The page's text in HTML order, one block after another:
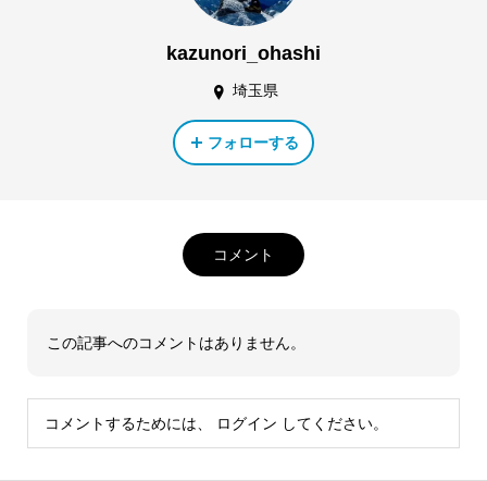
kazunori_ohashi
埼玉県
フォローする
コメント
この記事へのコメントはありません。
コメントするためには、 ログイン してください。